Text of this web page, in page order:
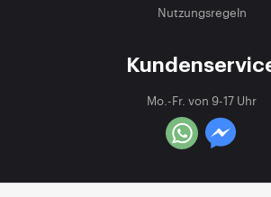
Nutzungsregeln
Mo.-Fr. von 9-17 Uhr